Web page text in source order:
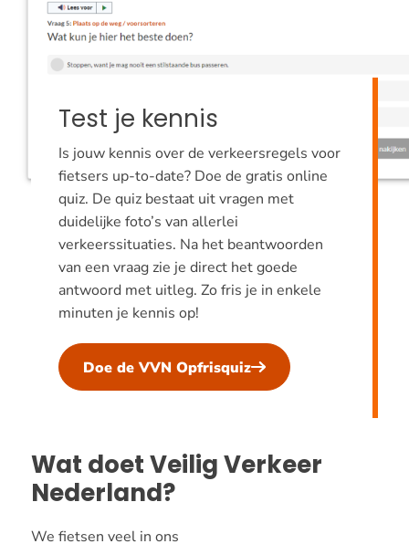
Test je kennis
Is jouw kennis over de verkeersregels voor
fietsers up-to-date? Doe de gratis online
quiz. De quiz bestaat uit vragen met
duidelijke foto’s van allerlei
verkeerssituaties. Na het beantwoorden
van een vraag zie je direct het goede
antwoord met uitleg. Zo fris je in enkele
minuten je kennis op!
Doe de VVN Opfrisquiz
Wat doet Veilig Verkeer
Nederland?
We fietsen veel in ons